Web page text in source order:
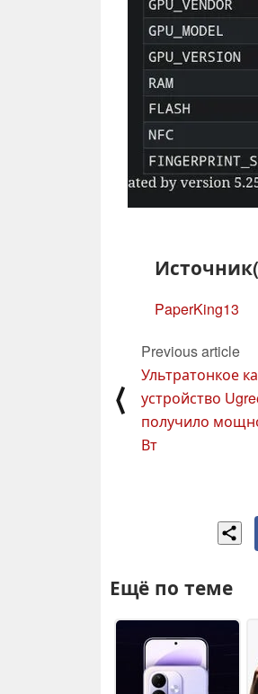
PaperKing13
⟨
Previous article
Ультратонкое
устройство
получило
Вт
Ещё по теме